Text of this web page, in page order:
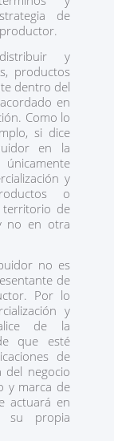
de
y
productos
dentro del
en
Como lo
si dice
en la
y
o
territorio de
no en otra
no es
de
Por lo
y
de la
que esté
de
del negocio
y marca de
actuará en
su propia